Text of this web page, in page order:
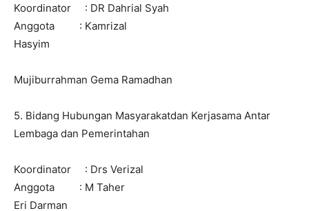
Koordinator : DR Dahrial Syah
Anggota : Kamrizal
Hasyim
Mujiburrahman Gema Ramadhan
5. Bidang Hubungan Masyarakatdan Kerjasama Antar
Lembaga dan Pemerintahan
Koordinator : Drs Verizal
Anggota : M Taher
Eri Darman